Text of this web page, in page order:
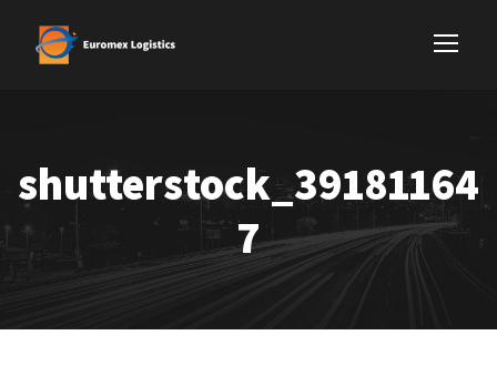
shutterstock_39181164
7